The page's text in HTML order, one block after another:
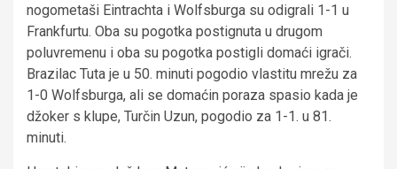
nogometaši Eintrachta i Wolfsburga su odigrali 1-1 u
Frankfurtu. Oba su pogotka postignuta u drugom
poluvremenu i oba su pogotka postigli domaći igrači.
Brazilac Tuta je u 50. minuti pogodio vlastitu mrežu za
1-0 Wolfsburga, ali se domaćin poraza spasio kada je
džoker s klupe, Turčin Uzun, pogodio za 1-1. u 81.
minuti.